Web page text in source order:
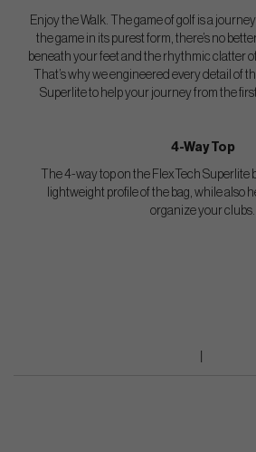
Enjoy the Walk. The game of golf is a
the game in its purest form, there’s no
beneath your feet and the rhythmic clatter
That’s why we engineered every detail of
Superlite to help your journey from the
4-Way Top
The 4-way top on the FlexTech Superlite
lightweight profile of the bag, while also
organize your clubs.